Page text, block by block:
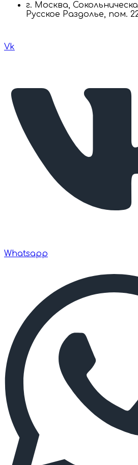
г. Москва,
Русское Раздолье, пом.
Vk
Whatsapp